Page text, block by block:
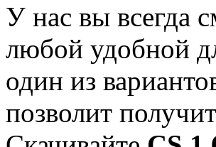
У нас вы всегда
любой удобной
один из
позволит